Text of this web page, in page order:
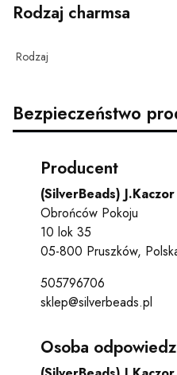
Rodzaj charmsa
Rodzaj
Bezpieczeństwo
Producent
(SilverBeads)
Obrońców Pokoju
10 lok 35
05-800 Pruszków,
505796706
sklep@silverbeads.pl
Osoba